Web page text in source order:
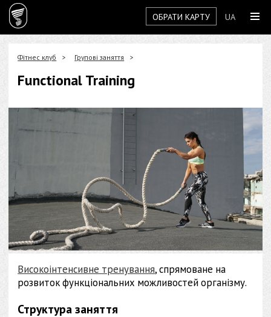
UA
ОБРАТИ КАРТУ
Фітнес клуб Групові заняття
Functional Training
Високоінтенсивне тренування, спрямоване на
розвиток функціональних можливостей організму.
Структура заняття